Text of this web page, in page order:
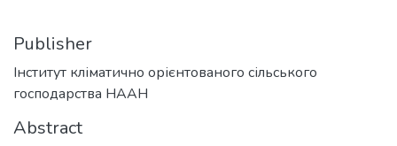
Publisher
Інститут кліматично орієнтованого сільського
господарства НААН
Abstract